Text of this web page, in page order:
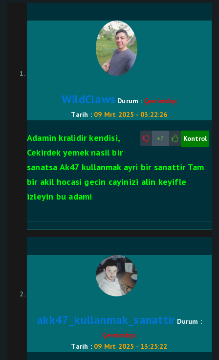
WildClaws Durum : Çevrimdışı
Tarih : 09 Mrt 2025 - 03:22:26
+7 Kontrol
Adamin kralidir kendisi,
Cekirdek yemek nasil bir
sanatsa Ak47 kullanmak ayri bir sanattir Tam
bir akil hocasi gecin cayinizi alin keyifle
izleyin bu adami
akk47_kullanmak_sanattir Durum :
Çevrimdışı
Tarih : 09 Mrt 2025 - 13:25:22